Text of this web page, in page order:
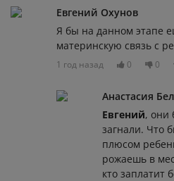
Евгений Охунов
Я бы на данном этапе
материнскую связь с
1 год назад 0 0
Анастасия
Евгений, они
загнали. Что
плюсом
рожаешь в
кто заплатит